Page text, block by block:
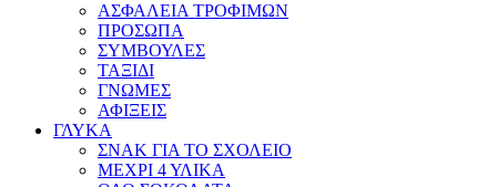
ΑΣΦΑΛΕΙΑ ΤΡΟΦΙΜΩΝ
ΠΡΟΣΩΠΑ
ΣΥΜΒΟΥΛΕΣ
ΤΑΞΙΔΙ
ΓΝΩΜΕΣ
ΑΦΙΞΕΙΣ
ΓΛΥΚΑ
ΣΝΑΚ ΓΙΑ ΤΟ ΣΧΟΛΕΙΟ
ΜΕΧΡΙ 4 ΥΛΙΚΑ